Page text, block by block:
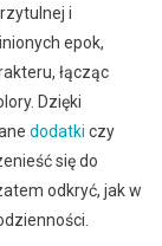
i
epok,
łącząc
Dzięki
dodatki czy
się do
odkryć, jak w